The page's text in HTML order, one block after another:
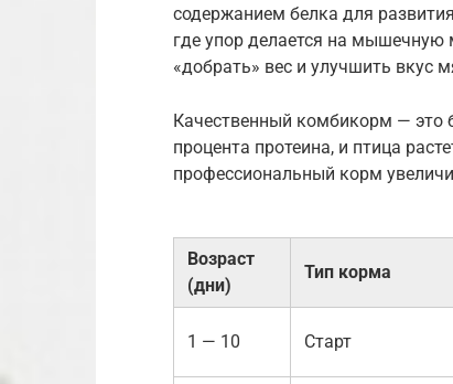
содержанием белка для
где упор делается на
«добрать» вес и улучшить вкус
Качественный комбикорм —
процента протеина, и птица
профессиональный корм
Возраст
(дни)
Тип корма
1 — 10 Старт